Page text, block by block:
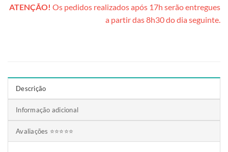
ATENÇÃO! Os pedidos realizados após 17h serão entregues
a partir das 8h30 do dia seguinte.
Descrição
Informação adicional
Avaliações ⭐⭐⭐⭐⭐